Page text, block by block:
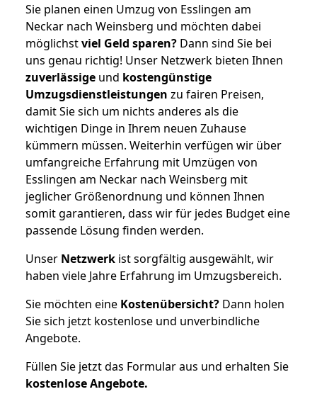
Sie planen einen Umzug von Esslingen am
Neckar nach Weinsberg und möchten dabei
möglichstviel Geld sparen? Dann sind Sie bei
uns genau richtig! Unser Netzwerk bieten Ihnen
zuverlässige und kostengünstige
Umzugsdienstleistungen zu fairen Preisen,
damit Sie sich um nichts anderes als die
wichtigen Dinge in Ihrem neuen Zuhause
kümmern müssen. Weiterhin verfügen wir über
umfangreiche Erfahrung mit Umzügen von
Esslingen am Neckar nach Weinsberg mit
jeglicher Größenordnung und können Ihnen
somit garantieren, dass wir für jedes Budget eine
passende Lösung finden werden.
Unser Netzwerk ist sorgfältig ausgewählt, wir
haben viele Jahre Erfahrung im Umzugsbereich.
Sie möchten eine Kostenübersicht? Dann holen
Sie sich jetzt kostenlose und unverbindliche
Angebote.
Füllen Sie jetzt das Formular aus und erhalten Sie
kostenloseAngebote.